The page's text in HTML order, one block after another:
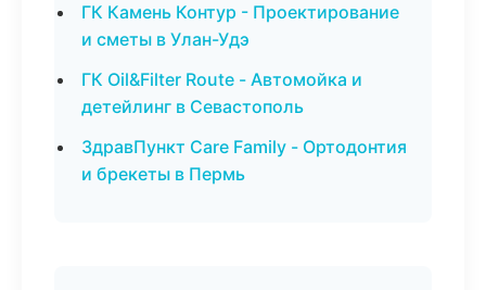
ГК Камень Контур - Проектирование
и сметы в Улан-Удэ
ГК Oil&Filter Route - Автомойка и
детейлинг в Севастополь
ЗдравПункт Care Family - Ортодонтия
и брекеты в Пермь